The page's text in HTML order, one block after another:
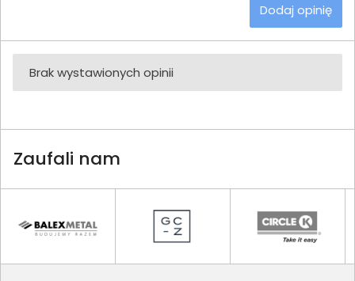
Dodaj opinię
Brak wystawionych opinii
Zaufali nam